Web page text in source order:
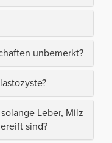
unbemerkt?
Leber, Milz
sind?